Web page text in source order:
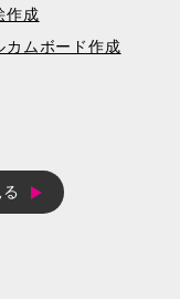
作成
カムボード作成